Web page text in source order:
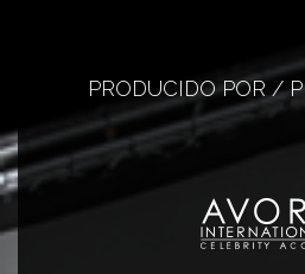
PRODUCIDO POR /